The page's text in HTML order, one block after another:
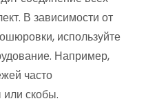
В зависимости от
используйте
Например,
часто
скобы.